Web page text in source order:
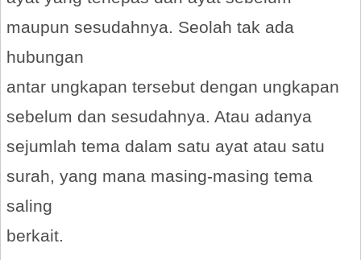
maupun sesudahnya. Seolah tak ada
hubungan
antar ungkapan tersebut dengan ungkapan
sebelum dan sesudahnya. Atau adanya
sejumlah tema dalam satu ayat atau satu
surah, yang mana masing-masing tema
saling
berkait.